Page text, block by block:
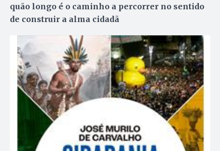
quão longo é o caminho a percorrer no sentido
de construir a alma cidadã